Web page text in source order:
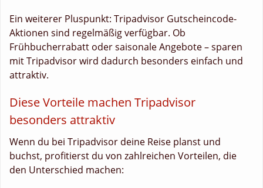
Ein weiterer Pluspunkt: Tripadvisor Gutscheincode-
Aktionen sind regelmäßig verfügbar. Ob
Frühbucherrabatt oder saisonale Angebote – sparen
mit Tripadvisor wird dadurch besonders einfach und
attraktiv.
Diese Vorteile machen Tripadvisor
besonders attraktiv
Wenn du bei Tripadvisor deine Reise planst und
buchst, profitierst du von zahlreichen Vorteilen, die
den Unterschied machen: